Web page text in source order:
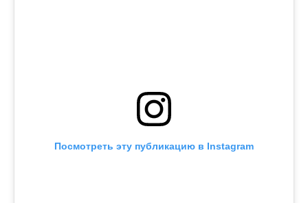
Посмотреть эту публикацию в Instagram